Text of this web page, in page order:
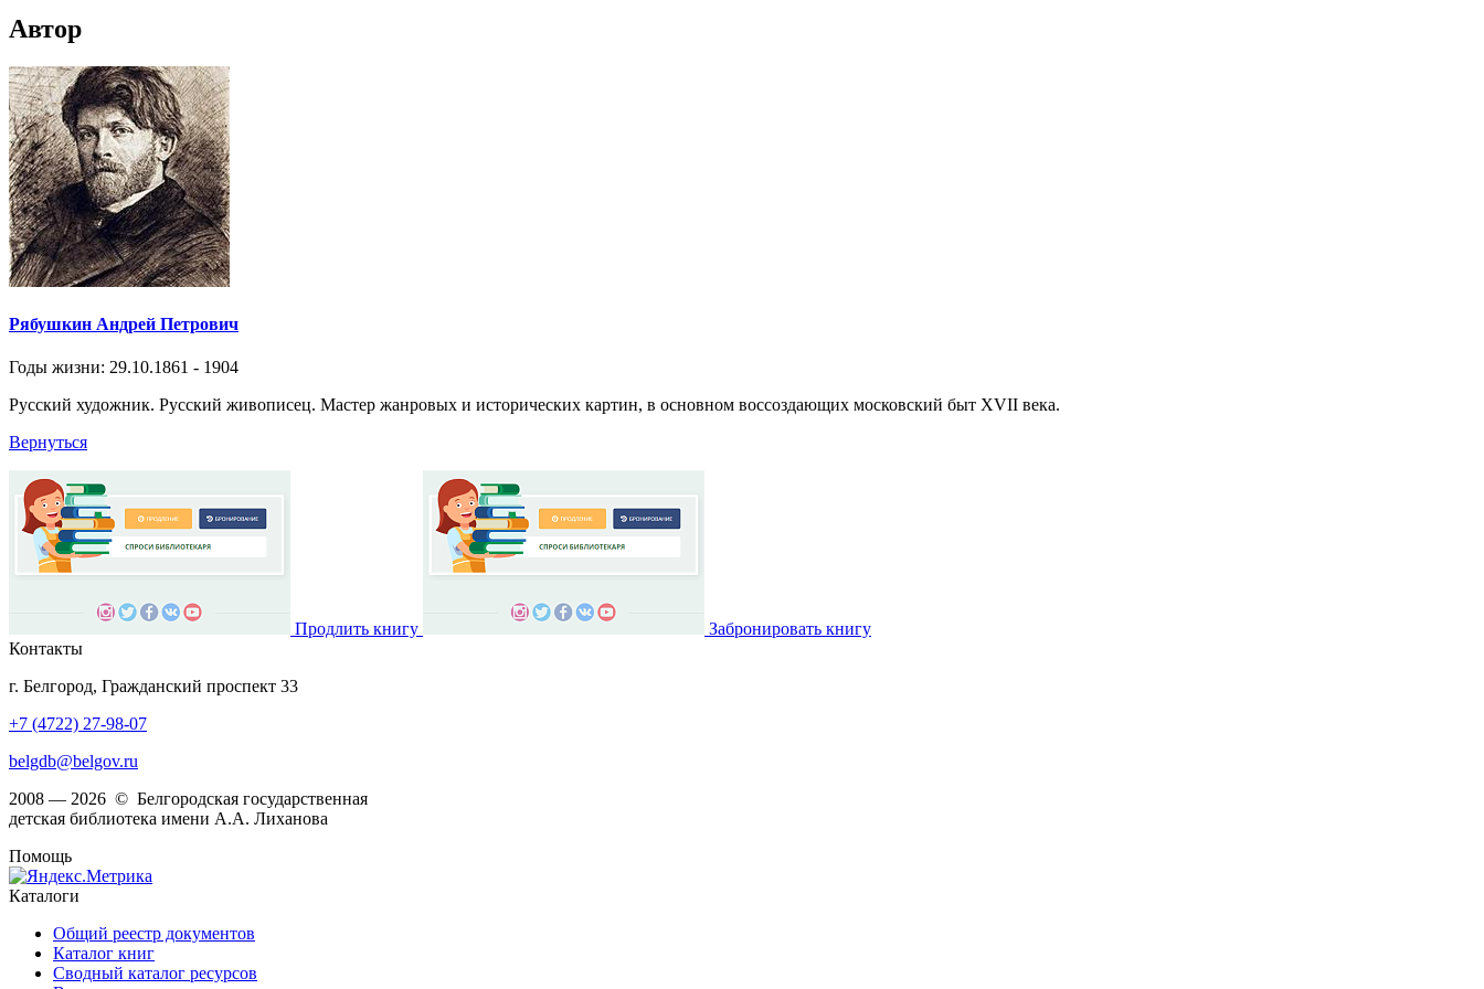
Автор
Рябушкин Андрей Петрович
Годы жизни: 29.10.1861 - 1904
Русский художник. Русский живописец. Мастер жанровых и исторических картин, в основном воссоздающих московский быт XVII века.
Вернуться
Продлить книгу
Забронировать книгу
Контакты
г. Белгород, Гражданский проспект 33
+7 (4722) 27-98-07
belgdb@belgov.ru
2008 — 2026 © Белгородская государственная
детская библиотека имени А.А. Лиханова
Помощь
Каталоги
Общий реестр документов
Каталог книг
Сводный каталог ресурсов